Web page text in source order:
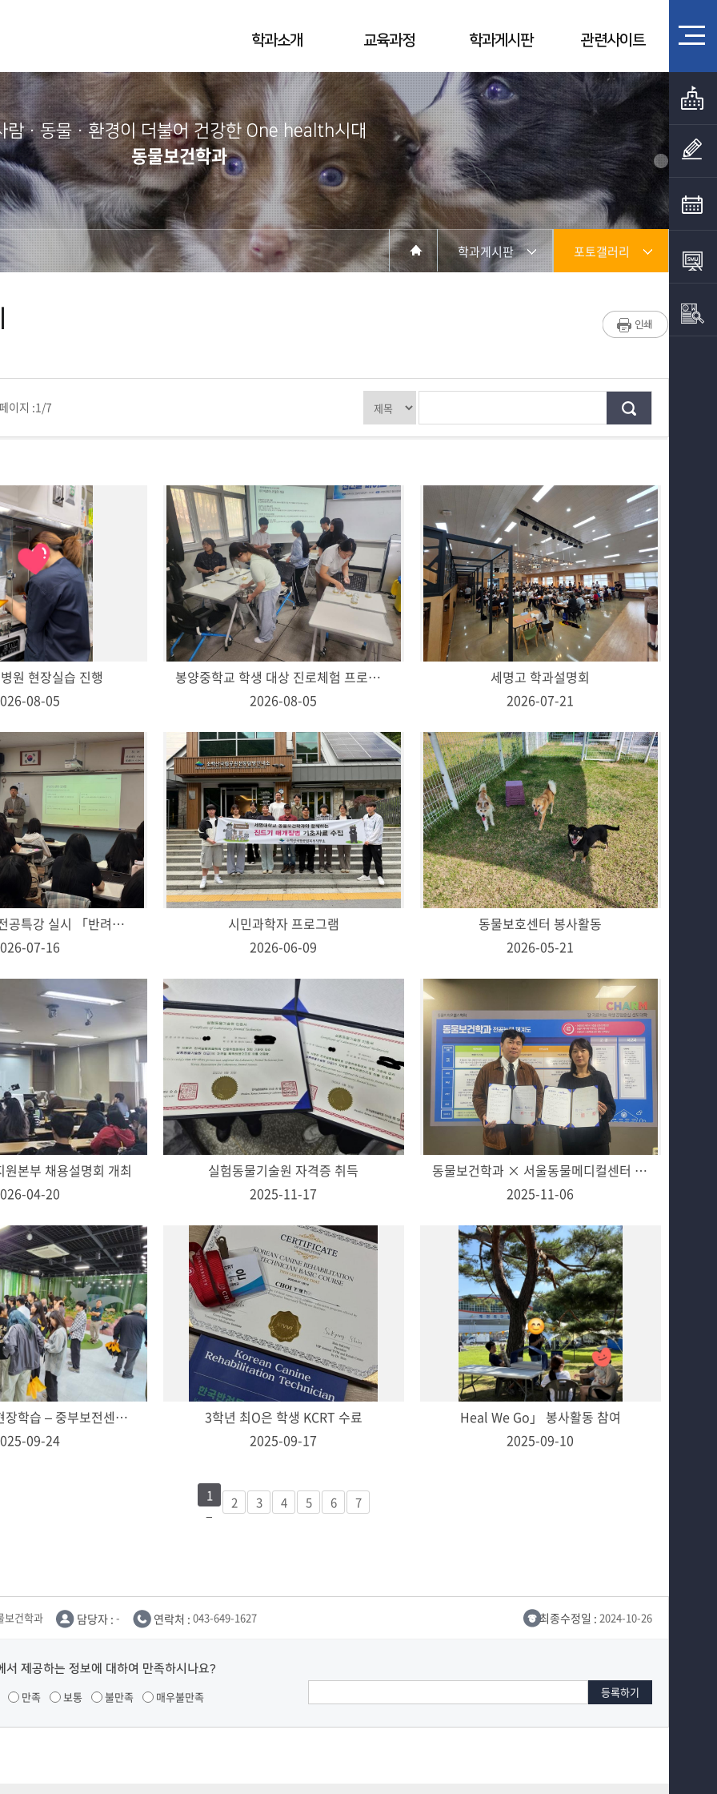
학과소개 교육과정 학과게시판 관련사이트
람·동물·환경이 더불어 건강한 One health시대
동물보건학과
학과게시판
홈페이지가이드
포토갤러리
포토갤러리
취업정보게시판
입시정보게시판
이지 :1/7
원 현장실습 진행
08-05
봉양중학교 학생 대상 진로체험 프로그램
2026-08-05
세명고 학과설명회
2026-07-21
성희여고 대상 전공특강 실시 「반려동물에 대해 잘 아세요?」
07-16
시민과학자 프로그램
2026-06-09
동물보호센터 봉사활동
2026-05-21
본부 채용설명회 개최
04-20
실험동물기술원 자격증 취득
2025-11-17
동물보건학과 × 서울동물메디컬센터 산학협력 MOU 체결
2025-11-06
야생동물의학 현장학습 – 중부보전센터 방문 후기
09-24
3학년 최O은 학생 KCRT 수료
2025-09-17
Heal We Go」 봉사활동 참여
2025-09-10
1 2 3 4 5 6 7
보건학과 담당자 : - 연락처 : 043-649-1627 최종수정일 : 2024-10-26
서 제공하는 정보에 대하여 만족하시나요?
만족 보통 불만족 매우불만족